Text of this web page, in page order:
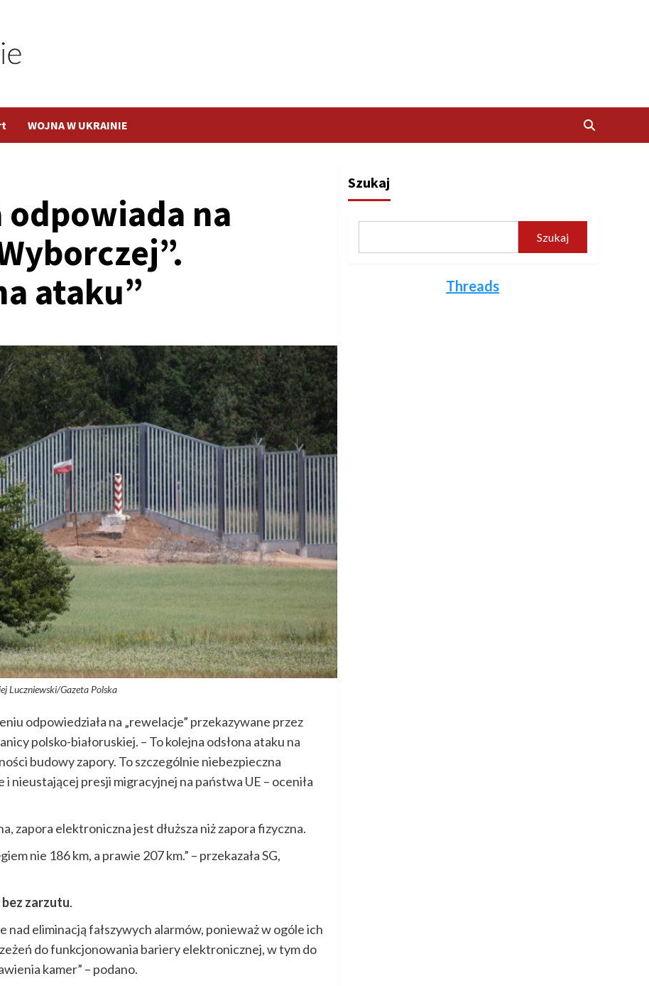
WOJNA W UKRAINIE
odpowiada na
ataku”
Luczniewski/Gazeta Polska
odpowiedziała na „rewelacje” przekazywane przez
polsko-białoruskiej. – To kolejna odsłona ataku na
budowy zapory. To szczególnie niebezpieczna
nieustającej presji migracyjnej na państwa UE – oceniła
zapora elektroniczna jest dłuższa niż zapora fizyczna.
nie 186 km, a prawie 207 km.” – przekazała SG,
zarzutu.
eliminacją fałszywych alarmów, ponieważ w ogóle ich
do funkcjonowania bariery elektronicznej, w tym do
kamer” – podano.
Szukaj
Szukaj
Threads